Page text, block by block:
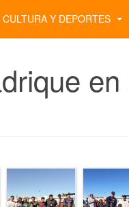
CULTURA Y DEPORTES